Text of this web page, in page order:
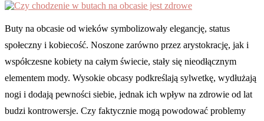
Buty na obcasie od wieków symbolizowały elegancję, status
społeczny i kobiecość. Noszone zarówno przez arystokrację, jak i
współczesne kobiety na całym świecie, stały się nieodłącznym
elementem mody. Wysokie obcasy podkreślają sylwetkę, wydłużają
nogi i dodają pewności siebie, jednak ich wpływ na zdrowie od lat
budzi kontrowersje. Czy faktycznie mogą powodować problemy